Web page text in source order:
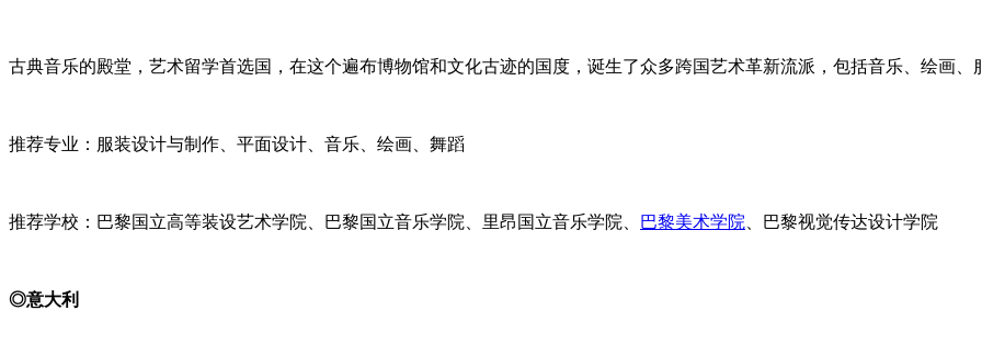
古典音乐的殿堂，艺术留学首选国，在这个遍布博物馆和文化古迹的国度，诞生了众多跨国艺术革新流派，包括音乐、绘画
推荐专业：服装设计与制作、平面设计、音乐、绘画、舞蹈
推荐学校：巴黎国立高等装设艺术学院、巴黎国立音乐学院、里昂国立音乐学院、 巴黎美术学院 、巴黎视觉传达设计学院
◎意大利